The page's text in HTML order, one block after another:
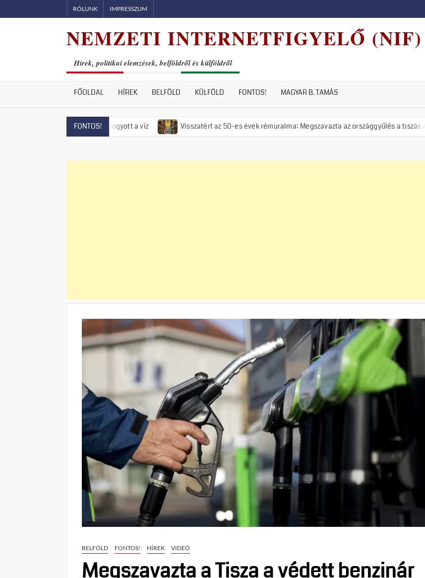
to
RÓLUNK IMPRESSZUM
NEMZETI INTERNETFIGYELŐ (NIF)
Hírek, politikai elemzések, belföldről és külföldről
FŐOLDAL HÍREK BELFÖLD KÜLFÖLD FONTOS! MAGYAR B. TAMÁS
FONTOS!
már el is fogyott a víz Visszatért az 50-es évek rémuralma: Megszavazta az országgyűlés a tiszás ÁVH felállítását!
BELFÖLD FONTOS! HÍREK VIDEÓ
Megszavazta a Tisza a védett benzinár